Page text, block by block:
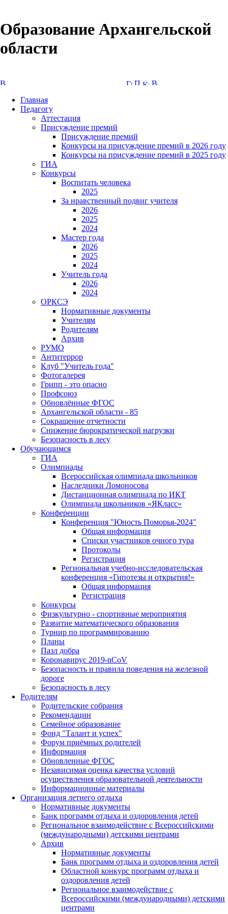
Образование Архангельской
области
Главная
Педагогу
Аттестация
Присуждение премий
Присуждение премий
Конкурсы на присуждение премий в 2026 году
Конкурсы на присуждение премий в 2025 году
ГИА
Конкурсы
Воспитать человека
2025
За нравственный подвиг учителя
2026
2025
2024
Мастер года
2026
2025
2024
Учитель года
2026
2024
ОРКСЭ
Нормативные документы
Учителям
Родителям
Архив
РУМО
Антитеррор
Клуб "Учитель года"
Фотогалерея
Грипп - это опасно
Профсоюз
Обновлённые ФГОС
Архангельской области - 85
Сокращение отчетности
Снижение бюрократической нагрузки
Безопасность в лесу
Обучающимся
ГИА
Олимпиады
Всероссийская олимпиада школьников
Наследники Ломоносова
Дистанционная олимпиада по ИКТ
Олимпиада школьников «ЯКласс»
Конференции
Конференция "Юность Поморья-2024"
Общая информация
Списки участников очного тура
Протоколы
Регистрация
Региональная учебно-исследовательская
конференция «Гипотезы и открытия!»
Общая информация
Регистрация
Конкурсы
Физкультурно - спортивные мероприятия
Развитие математического образования
Турнир по программированию
Планы
Пазл добра
Коронавирус 2019-nCoV
Безопасность и правила поведения на железной
дороге
Безопасность в лесу
Родителям
Родительские собрания
Рекомендации
Семейное образование
Фонд "Талант и успех"
Форум приёмных родителей
Информация
Обновленные ФГОС
Независимая оценка качества условий
осуществления образовательной деятельности
Информационные материалы
Организация летнего отдыха
Нормативные документы
Банк программ отдыха и оздоровления детей
Региональное взаимодействие с Всероссийскими
(международными) детскими центрами
Архив
Нормативные документы
Банк программ отдыха и оздоровления детей
Областной конкурс программ отдыха и
оздоровления детей
Региональное взаимодействие с
Всероссийскими (международными) детскими
центрами